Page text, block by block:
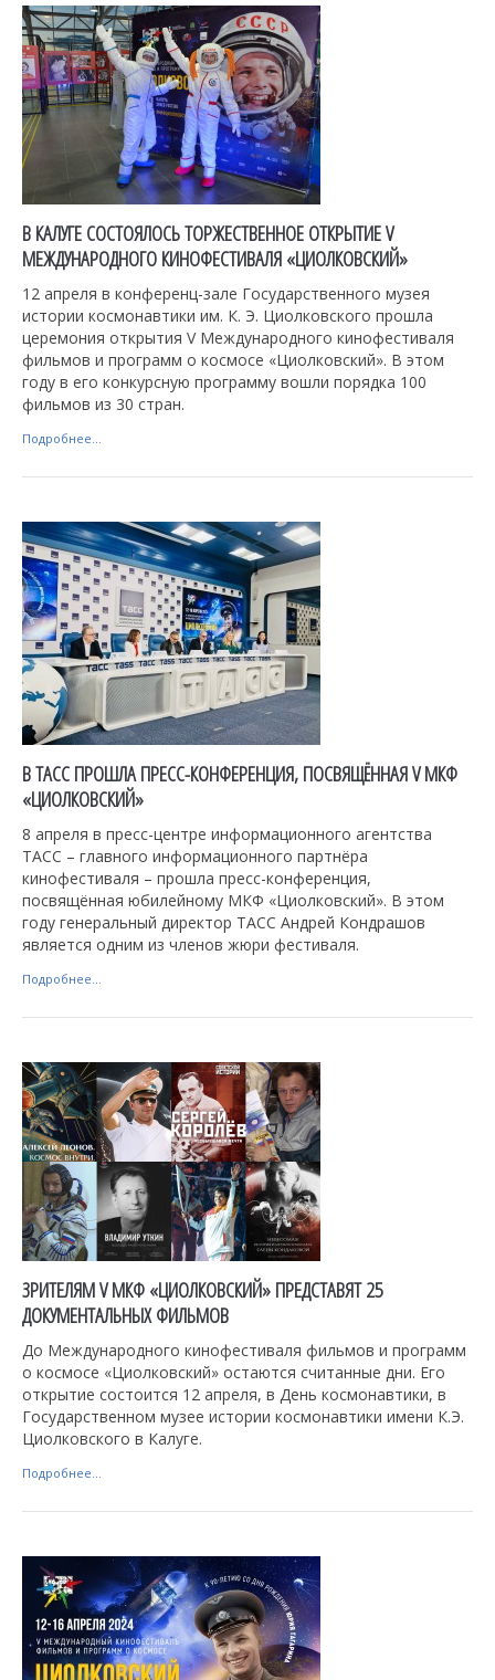
В КАЛУГЕ СОСТОЯЛОСЬ ТОРЖЕСТВЕННОЕ ОТКРЫТИЕ V
МЕЖДУНАРОДНОГО КИНОФЕСТИВАЛЯ «ЦИОЛКОВСКИЙ»
12 апреля в конференц-зале Государственного музея
истории космонавтики им. К. Э. Циолковского прошла
церемония открытия V Международного кинофестиваля
фильмов и программ о космосе «Циолковский». В этом
году в его конкурсную программу вошли порядка 100
фильмов из 30 стран.
Подробнее...
В ТАСС ПРОШЛА ПРЕСС-КОНФЕРЕНЦИЯ, ПОСВЯЩЁННАЯ V МКФ
«ЦИОЛКОВСКИЙ»
8 апреля в пресс-центре информационного агентства
ТАСС – главного информационного партнёра
кинофестиваля – прошла пресс-конференция,
посвящённая юбилейному МКФ «Циолковский». В этом
году генеральный директор ТАСС Андрей Кондрашов
является одним из членов жюри фестиваля.
Подробнее...
ЗРИТЕЛЯМ V МКФ «ЦИОЛКОВСКИЙ» ПРЕДСТАВЯТ 25
ДОКУМЕНТАЛЬНЫХ ФИЛЬМОВ
До Международного кинофестиваля фильмов и программ
о космосе «Циолковский» остаются считанные дни. Его
открытие состоится 12 апреля, в День космонавтики, в
Государственном музее истории космонавтики имени К.Э.
Циолковского в Калуге.
Подробнее...